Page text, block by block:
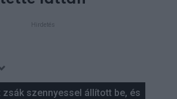
zsák szennyessel állított be, és